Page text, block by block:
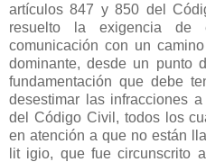
artículos 847 y 850 del
resuelto la exigencia de
comunicación con un
dominante, desde un punto
fundamentación que debe
desestimar las infracciones
del Código Civil, todos los
en atención a que no están
lit igio, que fue circunscrito